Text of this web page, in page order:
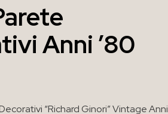
Anni ’80
“Richard Ginori” Vintage Anni